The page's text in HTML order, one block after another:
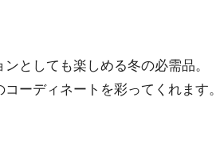
としても楽しめる冬の必需品。
ーディネートを彩ってくれます。